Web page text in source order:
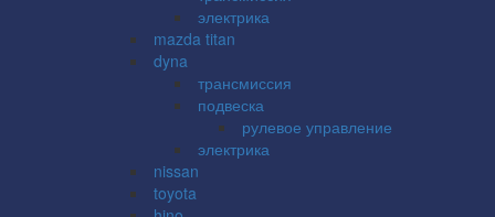
электрика
mazda titan
dyna
трансмиссия
подвеска
рулевое управление
электрика
nissan
toyota